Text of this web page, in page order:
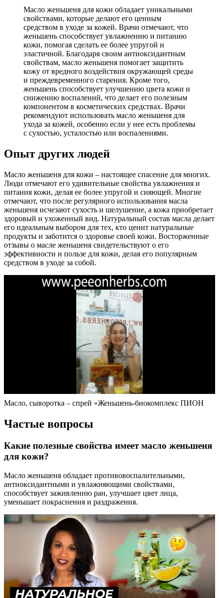
Масло женьшеня для кожи обладает уникальными
свойствами, которые делают его ценным
средством в уходе за кожей. Врачи отмечают, что
женьшень способствует увлажнению и питанию
кожи, помогая сделать ее более упругой и
эластичной. Благодаря своим антиоксидантным
свойствам, масло женьшеня помогает защитить
кожу от вредного воздействия окружающей среды
и преждевременного старения. Кроме того,
женьшень способствует улучшению цвета кожи и
снижению воспалений, что делает его полезным
компонентом в косметических средствах. Врачи
рекомендуют использовать масло женьшеня для
ухода за кожей, особенно если у нее есть проблемы
с сухостью, усталостью или воспалениями.
Опыт других людей
Масло женьшеня для кожи – настоящее спасение для многих.
Люди отмечают его удивительные свойства увлажнения и
питания кожи, делая ее более упругой и сияющей. Многие
отмечают, что после регулярного использования масла
женьшеня исчезают сухость и шелушение, а кожа приобретает
здоровый и ухоженный вид. Натуральный состав масла делает
его идеальным выбором для тех, кто ценит натуральные
продукты и заботится о здоровье своей кожи. Восторженные
отзывы о масле женьшеня свидетельствуют о его
эффективности и пользе для кожи, делая его популярным
средством в уходе за собой.
Масло, сыворотка – спрей «Женьшень-биокомплекс ПИОН
Частые вопросы
Какие полезные свойства имеет масло женьшеня
для кожи?
Масло женьшеня обладает противовоспалительными,
антиоксидантными и увлажняющими свойствами,
способствует заживлению ран, улучшает цвет лица,
уменьшает покраснения и раздражения.